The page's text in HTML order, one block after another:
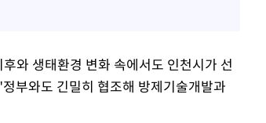
와 생태환경 변화 속에서도 인천시가 선
부와도 긴밀히 협조해 방제기술개발과